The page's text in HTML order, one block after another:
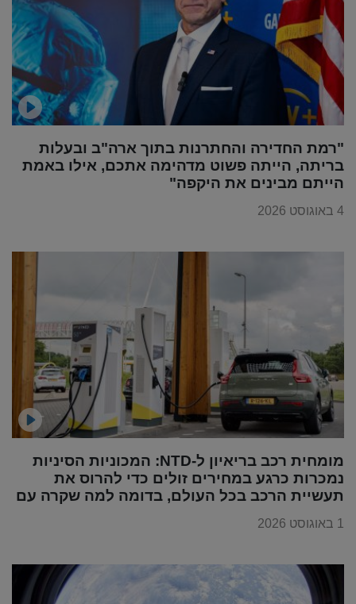
"רמת החדירה והחתרנות בתוך ארה"ב ובעלות
בריתה, הייתה פשוט מדהימה אתכם, אילו באמת
הייתם מבינים את היקפה"
4 באוגוסט 2026
מומחית רכב בריאיון ל-NTD: המכוניות הסיניות
נמכרות כרגע במחירים זולים כדי להרוס את
תעשיית הרכב בכל העולם, בדומה למה שקרה עם
1 באוגוסט 2026